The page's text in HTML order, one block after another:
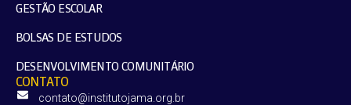
GESTÃO ESCOLAR
BOLSAS DE ESTUDOS
DESENVOLVIMENTO COMUNITÁRIO
CONTATO
contato@institutojama.org.br